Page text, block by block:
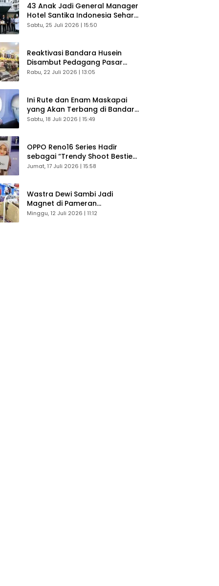
43 Anak Jadi General Manager
Hotel Santika Indonesia Sehari
Sukses Digelar
Sabtu, 25 Juli 2026 | 15:50
Reaktivasi Bandara Husein
Disambut Pedagang Pasar
Baru, Diyakini Bangkitkan
Rabu, 22 Juli 2026 | 13:05
Ini Rute dan Enam Maskapai
yang Akan Terbang di Bandara
Husein Sastranegara
Sabtu, 18 Juli 2026 | 15:49
OPPO Reno16 Series Hadir
sebagai “Trendy Shoot Bestie”,
Bikin Konten Kreator Makin
Jumat, 17 Juli 2026 | 15:58
Wastra Dewi Sambi Jadi
Magnet di Pameran
Dekranasda, Banyak Diminati
Minggu, 12 Juli 2026 | 11:12